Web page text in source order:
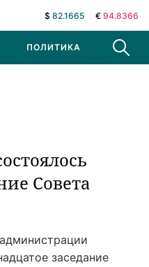
$ 82.1665 € 94.8366
ПОЛИТИКА В МИРЕ
Совета
заседание